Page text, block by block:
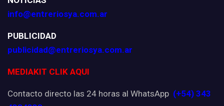
info@entreriosya.com.ar
PUBLICIDAD
publicidad@entreriosya.com.ar
MEDIAKIT CLIK AQUI
Contacto directo las 24 horas al WhatsApp (+54) 343